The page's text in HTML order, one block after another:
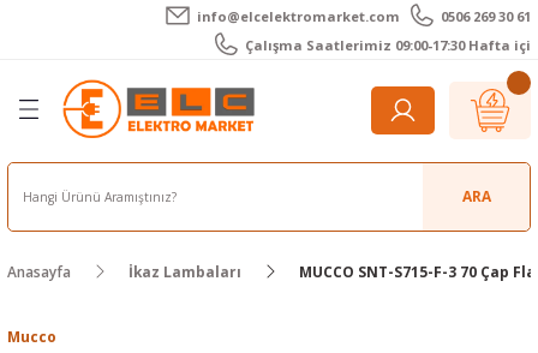
info@elcelektromarket.com
0506 269 30 61
Çalışma Saatlerimiz 09:00-17:30 Hafta içi
Geri Dön
Geri Dön
Aletleri
Geri Dön
Geri Dön
Cihazları
Geri Dön
Teli - Pasta
Geri Dön
Aksesuarlar
ARA
Anasayfa İkaz Lambaları MUCCO SNT-S715-F-3 70 Çap
Mucco